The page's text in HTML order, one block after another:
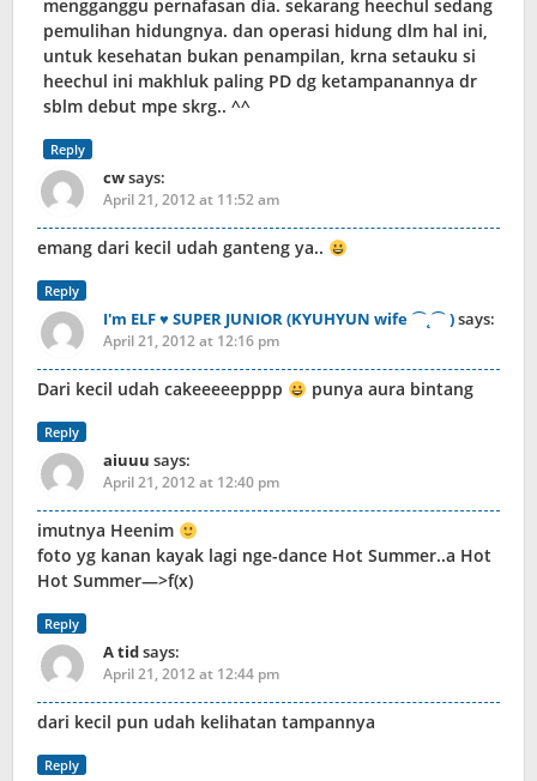
mengganggu pernafasan dia. sekarang heechul sedang
pemulihan hidungnya. dan operasi hidung dlm hal ini,
untuk kesehatan bukan penampilan, krna setauku si
heechul ini makhluk paling PD dg ketampanannya dr
sblm debut mpe skrg.. ^^
Reply
cwsays:
April 21, 2012 at 11:52 am
emang dari kecil udah ganteng ya..
Reply
I'm ELF ♥ SUPER JUNIOR (KYUHYUN wife ⌒˛⌒ )says:
April 21, 2012 at 12:16 pm
Dari kecil udah cakeeeeepppp punya aura bintang
Reply
aiuuu says:
April 21, 2012 at 12:40 pm
imutnya Heenim
foto yg kanan kayak lagi nge-dance Hot Summer..a Hot
Hot Summer—>f(x)
Reply
A tidsays:
April 21, 2012 at 12:44 pm
dari kecil pun udah kelihatan tampannya
Reply